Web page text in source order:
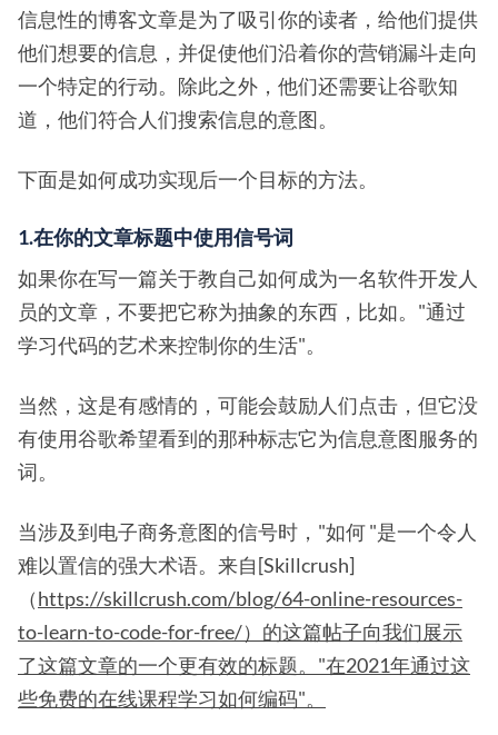
信息性的博客文章是为了吸引你的读者，给他们提供
他们想要的信息，并促使他们沿着你的营销漏斗走向
一个特定的行动。除此之外，他们还需要让谷歌知
道，他们符合人们搜索信息的意图。
下面是如何成功实现后一个目标的方法。
1.在你的文章标题中使用信号词
如果你在写一篇关于教自己如何成为一名软件开发人
员的文章，不要把它称为抽象的东西，比如。"通过
学习代码的艺术来控制你的生活"。
当然，这是有感情的，可能会鼓励人们点击，但它没
有使用谷歌希望看到的那种标志它为信息意图服务的
词。
当涉及到电子商务意图的信号时，"如何 "是一个令人
难以置信的强大术语。来自[Skillcrush]
（https://skillcrush.com/blog/64-online-resources-
to-learn-to-code-for-free/）的这篇帖子向我们展示
了这篇文章的一个更有效的标题。"在2021年通过这
些免费的在线课程学习如何编码"。